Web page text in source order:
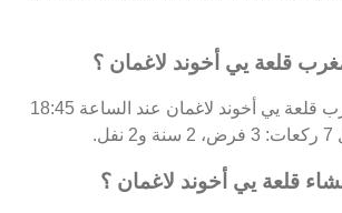
قلعة يي أخوند لاغمان ؟
يبدأ وقت صلاة المغرب قلعة يي أخوند لاغمان عند الساعة 18:45
قلعة يي أخوند لاغمان ؟